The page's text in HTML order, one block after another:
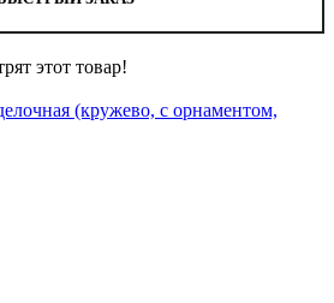
этот товар!
(кружево, с орнаментом,